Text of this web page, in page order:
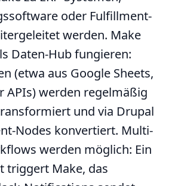
oder Fulfillment-
werden. Make
Daten-Hub fungieren:
(etwa aus Google Sheets,
APIs) werden regelmäßig
und via Drupal
Nodes konvertiert. Multi-
werden möglich: Ein
triggert Make, das